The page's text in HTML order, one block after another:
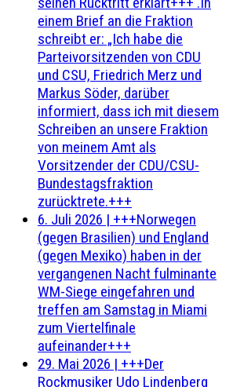
einem Brief an die Fraktion
schreibt er: „Ich habe die
Parteivorsitzenden von CDU
und CSU, Friedrich Merz und
Markus Söder, darüber
informiert, dass ich mit diesem
Schreiben an unsere Fraktion
von meinem Amt als
Vorsitzender der CDU/CSU-
Bundestagsfraktion
zurücktrete.+++
6. Juli 2026 | +++Norwegen
(gegen Brasilien) und England
(gegen Mexiko) haben in der
vergangenen Nacht fulminante
WM-Siege eingefahren und
treffen am Samstag in Miami
zum Viertelfinale
aufeinander+++
29. Mai 2026 | +++Der
Rockmusiker Udo Lindenberg